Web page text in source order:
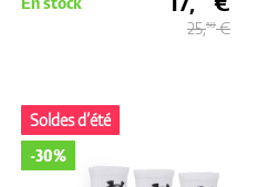
25,50€
Soldes d’été
-30%